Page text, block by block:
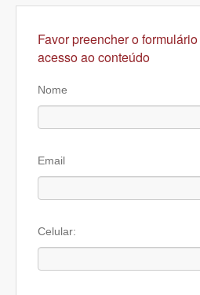
Pepac
Cultural
Parceiros
Favor preencher o
acesso ao conteúdo
Nome
Email
Celular: